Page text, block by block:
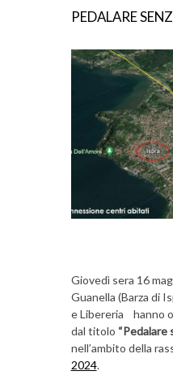
PEDALARE
Giovedì sera 16
Guanella (Barza di
e Libereria hanno
dal titolo “Pedalare
nell’ambito della
2024.